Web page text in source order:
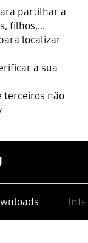
partilhar a
filhos,
localizar
a sua
terceiros não